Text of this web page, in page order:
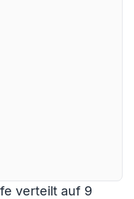
verteilt auf 9